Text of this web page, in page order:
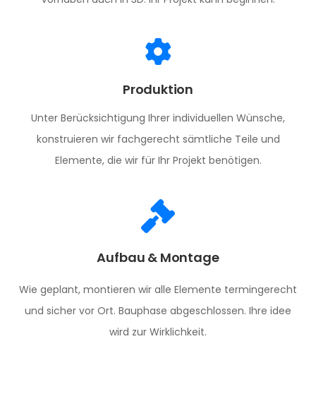
Produktion
Unter Berücksichtigung Ihrer individuellen Wünsche,
konstruieren wir fachgerecht sämtliche Teile und
Elemente, die wir für Ihr Projekt benötigen.
Aufbau & Montage
Wie geplant, montieren wir alle Elemente termingerecht
und sicher vor Ort. Bauphase abgeschlossen. Ihre idee
wird zur Wirklichkeit.